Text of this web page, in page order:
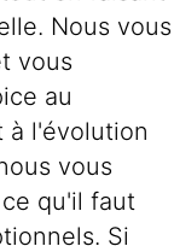
Nous vous
vous
au
à l'évolution
vous
qu'il faut
Si